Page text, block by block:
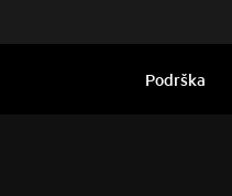
Podrška